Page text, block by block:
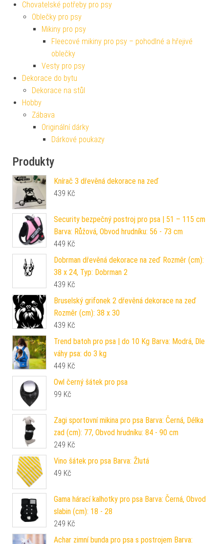
Chovatelské potřeby pro psy
Oblečky pro psy
Mikiny pro psy
Fleecové mikiny pro psy – pohodlné a hřejivé
oblečky
Vesty pro psy
Dekorace do bytu
Dekorace na stůl
Hobby
Zábava
Originální dárky
Dárkové poukazy
Produkty
Knírač 3 dřevěná dekorace na zeď
439 Kč
Security bezpečný postroj pro psa | 51 – 115 cm
Barva: Růžová, Obvod hrudníku: 56 - 73 cm
449 Kč
Dobrman dřevěná dekorace na zeď Rozměr (cm):
38 x 24, Typ: Dobrman 2
439 Kč
Bruselský grifonek 2 dřevěná dekorace na zeď
Rozměr (cm): 38 x 30
439 Kč
Trend batoh pro psa | do 10 Kg Barva: Modrá, Dle
váhy psa: do 3 kg
449 Kč
Owl černý šátek pro psa
99 Kč
Zagi sportovní mikina pro psa Barva: Černá, Délka
zad (cm): 77, Obvod hrudníku: 84 - 90 cm
249 Kč
Vino šátek pro psa Barva: Žlutá
49 Kč
Gama hárací kalhotky pro psa Barva: Černá, Obvod
slabin (cm): 18 - 28
249 Kč
Achar zimní bunda pro psa s postrojem Barva: